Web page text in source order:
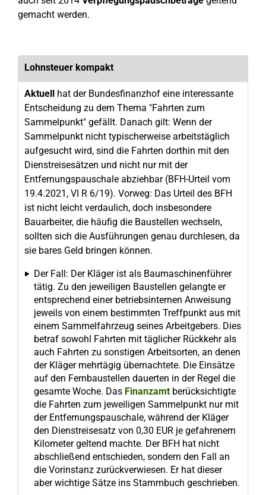
gemacht werden.
Lohnsteuer kompakt
Aktuell hat der Bundesfinanzhof eine interessante
Entscheidung zu dem Thema "Fahrten zum
Sammelpunkt" gefällt. Danach gilt: Wenn der
Sammelpunkt nicht typischerweise arbeitstäglich
aufgesucht wird, sind die Fahrten dorthin mit den
Dienstreisesätzen und nicht nur mit der
Entfernungspauschale abziehbar (BFH-Urteil vom
19.4.2021, VI R 6/19). Vorweg: Das Urteil des BFH
ist nicht leicht verdaulich, doch insbesondere
Bauarbeiter, die häufig die Baustellen wechseln,
sollten sich die Ausführungen genau durchlesen, da
sie bares Geld bringen können.
Der Fall: Der Kläger ist als Baumaschinenführer
tätig. Zu den jeweiligen Baustellen gelangte er
entsprechend einer betriebsinternen Anweisung
jeweils von einem bestimmten Treffpunkt aus mit
einem Sammelfahrzeug seines Arbeitgebers. Dies
betraf sowohl Fahrten mit täglicher Rückkehr als
auch Fahrten zu sonstigen Arbeitsorten, an denen
der Kläger mehrtägig übernachtete. Die Einsätze
auf den Fernbaustellen dauerten in der Regel die
gesamte Woche. Das Finanzamtberücksichtigte
die Fahrten zum jeweiligen Sammelpunkt nur mit
der Entfernungspauschale, während der Kläger
den Dienstreisesatz von 0,30 EUR je gefahrenem
Kilometer geltend machte. Der BFH hat nicht
abschließend entschieden, sondern den Fall an
die Vorinstanz zurückverwiesen. Er hat dieser
aber wichtige Sätze ins Stammbuch geschrieben.